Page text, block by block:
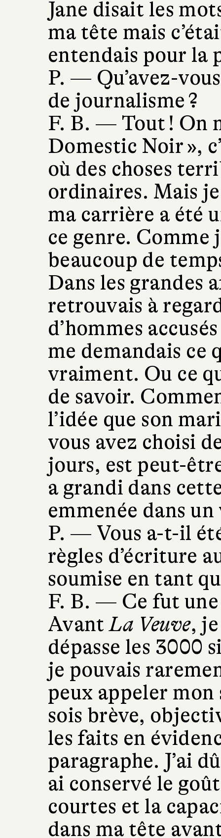
Jane disait les
ma tête mais
entendais pour la
P. — Qu’avez-
de journalisme ?
F. B. — Tout ! On
Domestic Noir »,
où des choses
ordinaires. Mais
ma carrière a été
ce genre. Comme
beaucoup de
Dans les grandes
retrouvais à
d’hommes
me demandais ce
vraiment. Ou ce
de savoir.
l’idée que son
vous avez choisi
jours, est peut-
a grandi dans
emmenée dans
P. — Vous a-t-il
règles d’écriture
soumise en tant
F. B. — Ce fut
AvantLa Veuve,
dépasse les 3000
je pouvais
peux appeler
sois brève,
les faits en
paragraphe. J’ai
ai conservé le
courtes et la
dans ma tête